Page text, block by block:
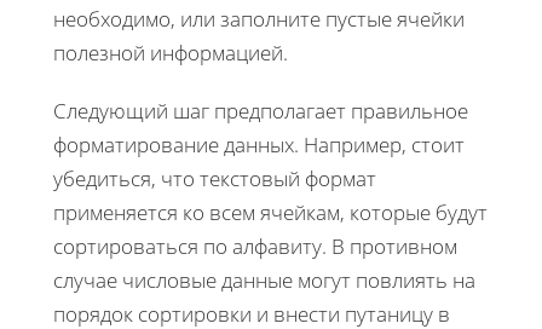
необходимо, или заполните пустые ячейки
полезной информацией.
Следующий шаг предполагает правильное
форматирование данных. Например, стоит
убедиться, что текстовый формат
применяется ко всем ячейкам, которые будут
сортироваться по алфавиту. В противном
случае числовые данные могут повлиять на
порядок сортировки и внести путаницу в